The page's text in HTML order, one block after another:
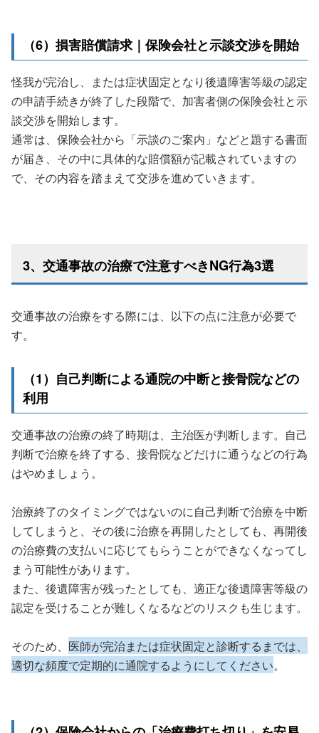
（6）損害賠償請求｜保険会社と示談交渉を開始
怪我が完治し、または症状固定となり後遺障害等級の認定
の申請手続きが終了した段階で、加害者側の保険会社と示
談交渉を開始します。
通常は、保険会社から「示談のご案内」などと題する書面
が届き、その中に具体的な賠償額が記載されていますの
で、その内容を踏まえて交渉を進めていきます。
3、交通事故の治療で注意すべきNG行為3選
交通事故の治療をする際には、以下の点に注意が必要で
す。
（1）自己判断による通院の中断と接骨院などの
利用
交通事故の治療の終了時期は、主治医が判断します。自己
判断で治療を終了する、接骨院などだけに通うなどの行為
はやめましょう。
治療終了のタイミングではないのに自己判断で治療を中断
してしまうと、その後に治療を再開したとしても、再開後
の治療費の支払いに応じてもらうことができなくなってし
まう可能性があります。
また、後遺障害が残ったとしても、適正な後遺障害等級の
認定を受けることが難しくなるなどのリスクも生じます。
そのため、 医師が完治または症状固定と診断するまでは、
適切な頻度で定期的に通院するようにしてください。